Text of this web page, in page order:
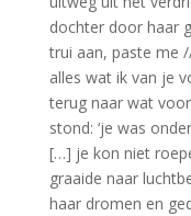
dochter door haar
trui aan, paste me
alles wat ik van je
terug naar wat
stond: ‘je was
[…] je kon niet
graaide naar
haar dromen en